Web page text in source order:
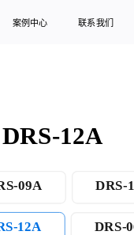
案例中心 联系我们
12A
09A DRS-
12A DRS-